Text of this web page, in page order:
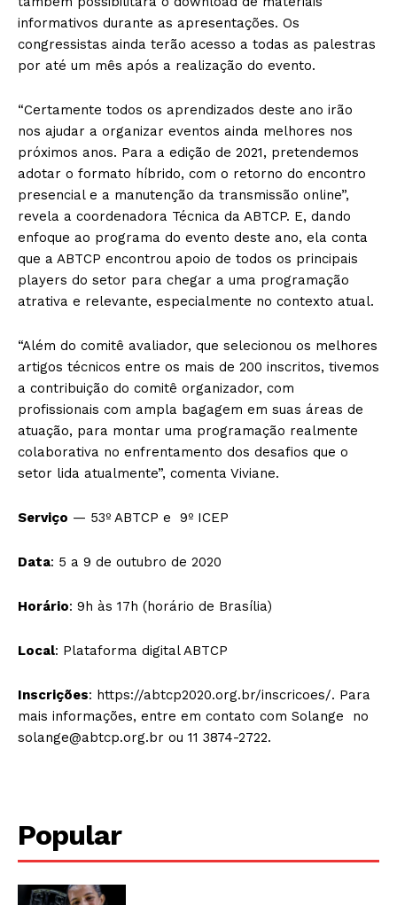
informativos durante as apresentações. Os
congressistas ainda terão acesso a todas as palestras
por até um mês após a realização do evento.
“Certamente todos os aprendizados deste ano irão
nos ajudar a organizar eventos ainda melhores nos
próximos anos. Para a edição de 2021, pretendemos
adotar o formato híbrido, com o retorno do encontro
presencial e a manutenção da transmissão online”,
revela a coordenadora Técnica da ABTCP. E, dando
enfoque ao programa do evento deste ano, ela conta
que a ABTCP encontrou apoio de todos os principais
players do setor para chegar a uma programação
atrativa e relevante, especialmente no contexto atual.
“Além do comitê avaliador, que selecionou os melhores
artigos técnicos entre os mais de 200 inscritos, tivemos
a contribuição do comitê organizador, com
profissionais com ampla bagagem em suas áreas de
atuação, para montar uma programação realmente
colaborativa no enfrentamento dos desafios que o
setor lida atualmente”, comenta Viviane.
Serviço — 53º ABTCP e 9º ICEP
Data: 5 a 9 de outubro de 2020
Horário: 9h às 17h (horário de Brasília)
Local: Plataforma digital ABTCP
Inscrições: https://abtcp2020.org.br/inscricoes/. Para
mais informações, entre em contato com Solange no
solange@abtcp.org.br ou 11 3874-2722.
Popular